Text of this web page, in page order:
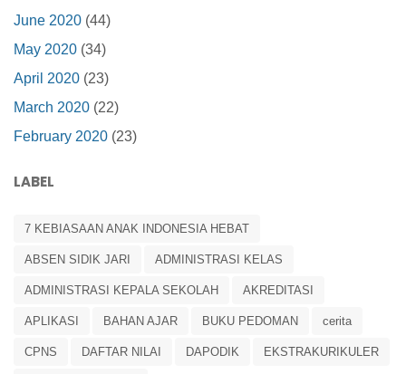
June 2020 (44)
May 2020 (34)
April 2020 (23)
March 2020 (22)
February 2020 (23)
LABEL
7 KEBIASAAN ANAK INDONESIA HEBAT
ABSEN SIDIK JARI ADMINISTRASI KELAS
ADMINISTRASI KEPALA SEKOLAH AKREDITASI
APLIKASI BAHAN AJAR BUKU PEDOMAN cerita
CPNS DAFTAR NILAI DAPODIK EKSTRAKURIKULER